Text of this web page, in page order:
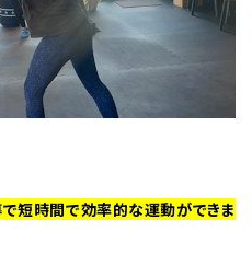
短時間で効率的な運動ができま